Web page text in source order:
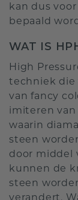
kan dus
bepaald
WAT IS
High
techniek
van fancy
imiteren
waarin
steen
door middel
kunnen de
steen
verandert.